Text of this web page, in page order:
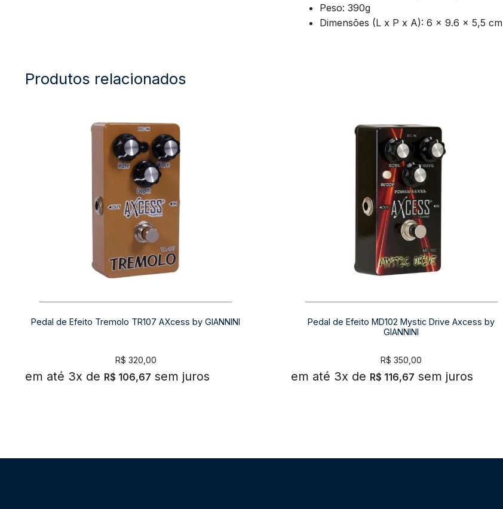
Peso: 390g
Dimensões (L x P x A): 6 x 9.6 x 5,5 cm
Produtos relacionados
Pedal de Efeito Tremolo TR107 AXcess by GIANNINI
R$ 320,00
em até 3x de R$ 106,67 sem juros
Pedal de Efeito MD102 Mystic Drive Axcess by
GIANNINI
R$ 350,00
em até 3x de R$ 116,67 sem juros